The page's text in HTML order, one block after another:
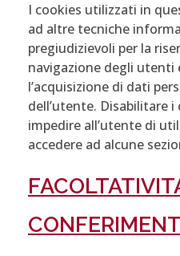
I cookies utilizzati in
ad altre tecniche
pregiudizievoli per la
navigazione degli utenti
l’acquisizione di dati
dell’utente. Disabilitare
impedire all’utente di
accedere ad alcune